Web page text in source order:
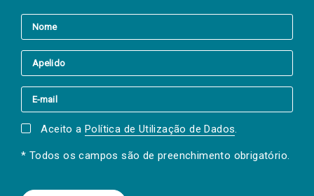
Aceito a Política de Utilização de Dados.
* Todos os campos são de preenchimento obrigatório.